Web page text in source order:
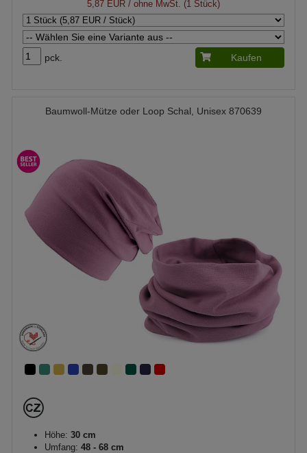
5,87 EUR / ohne MwSt. (1 Stück)
pck. Kaufen
Baumwoll-Mütze oder Loop Schal, Unisex 870639
Höhe: 30 cm
Umfang: 48 - 68 cm